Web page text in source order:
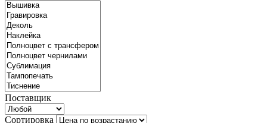
Поставщик
Сортировка